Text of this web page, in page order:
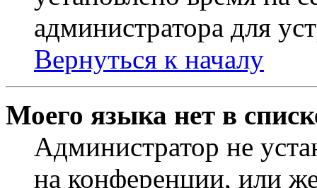
администратора для
Вернуться к началу
Моего языка нет в
Администратор не
на конференции, или